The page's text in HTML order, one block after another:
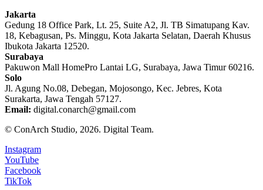
Jakarta
Gedung 18 Office Park, Lt. 25, Suite A2, Jl. TB Simatupang Kav.
18, Kebagusan, Ps. Minggu, Kota Jakarta Selatan, Daerah Khusus
Ibukota Jakarta 12520.
Surabaya
Pakuwon Mall HomePro Lantai LG, Surabaya, Jawa Timur 60216.
Solo
Jl. Agung No.08, Debegan, Mojosongo, Kec. Jebres, Kota
Surakarta, Jawa Tengah 57127.
Email: digital.conarch@gmail.com
© ConArch Studio, 2026. Digital Team.
Instagram
YouTube
Facebook
TikTok